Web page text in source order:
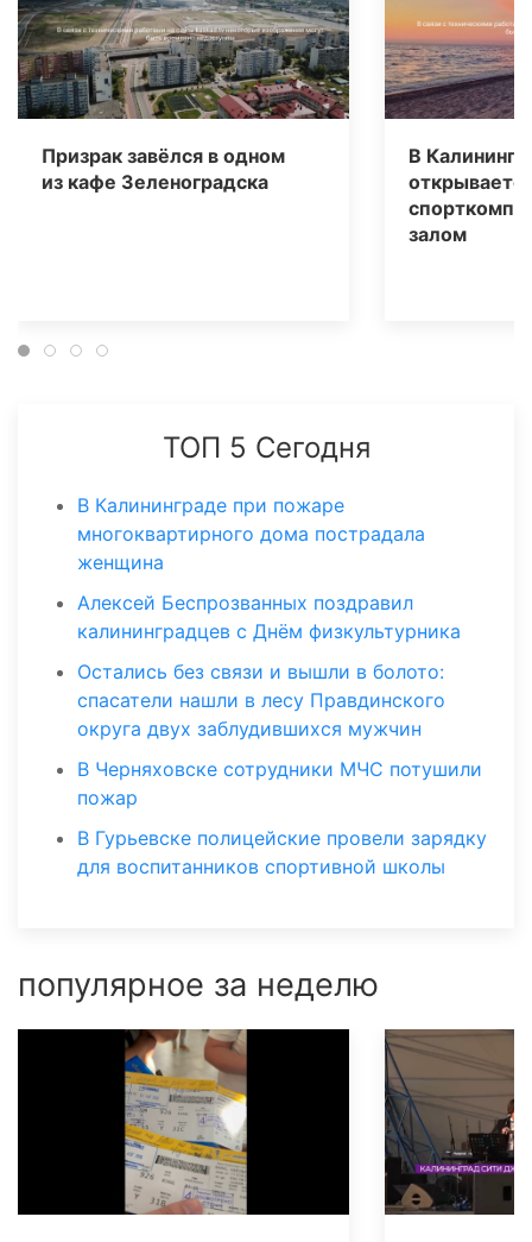
Призрак завёлся в одном
из кафе Зеленоградска
В
залом
ТОП 5 Сегодня
В Калининграде при пожаре
многоквартирного дома пострадала
женщина
Алексей Беспрозванных поздравил
калининградцев с Днём физкультурника
Остались без связи и вышли в болото:
спасатели нашли в лесу Правдинского
округа двух заблудившихся мужчин
В Черняховске сотрудники МЧС потушили
пожар
В Гурьевске полицейские провели зарядку
для воспитанников спортивной школы
популярное за неделю